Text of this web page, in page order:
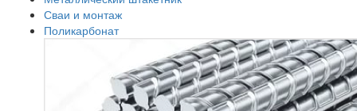
Сваи и монтаж
Поликарбонат